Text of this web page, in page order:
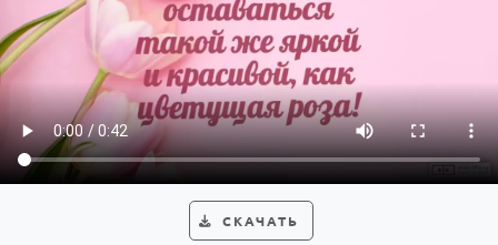
СКАЧАТЬ